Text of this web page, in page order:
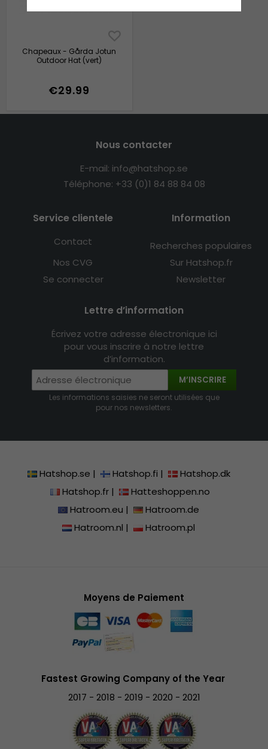
Chapeaux - Gårda Jotun
Outdoor Hat (vert)
€29.99
Nous contacter
E-mail: info@hatshop.se
Téléphone: +33 (0)1 84 88 84 08
Service clientele
Contact
Nos CVG
Se connecter
Information
Recherches populaires
Sur Hatshop.fr
Newsletter
Lettre d’information
Écrivez votre adresse électronique ici
pour vous inscrire à notre lettre
d’information.
M’INSCRIRE
Les informations saisies ne seront utilisées que
pour nos newsletters.
Hatshop.se | Hatshop.fi |
Hatshop.dk
Hatshop.fr|
Hatteshoppen.no
Hatroom.eu |
Hatroom.de
Hatroom.nl | Hatroom.pl
Moyens de Paiement
Fastest Growing Company of the Year
2017 - 2018 - 2019 - 2020 - 2021